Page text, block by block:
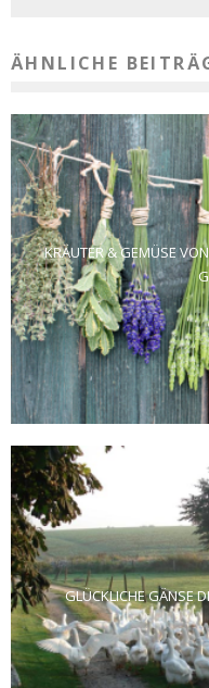
ÄHNLICHE
KRÄUTER & GEMÜSE
GLÜCKLICHE GÄNSE